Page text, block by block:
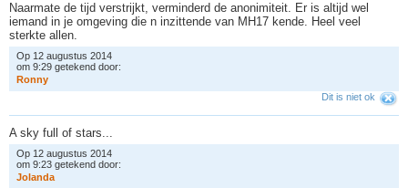
Naarmate de tijd verstrijkt, verminderd de anonimiteit. Er is altijd wel
iemand in je omgeving die n inzittende van MH17 kende. Heel veel
sterkte allen.
Op 12 augustus 2014
om 9:29 getekend door:
Ronny
Dit is niet ok
A sky full of stars...
Op 12 augustus 2014
om 9:23 getekend door:
Jolanda